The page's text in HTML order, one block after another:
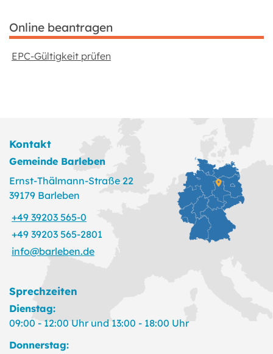
Online beantragen
EPC-Gültigkeit prüfen
Kontakt
Gemeinde Barleben
Ernst-Thälmann-Straße 22
39179 Barleben
+49 39203 565-0
+49 39203 565-2801
info@barleben.de
Sprechzeiten
Dienstag:
09:00 - 12:00 Uhr und 13:00 - 18:00 Uhr
Donnerstag: